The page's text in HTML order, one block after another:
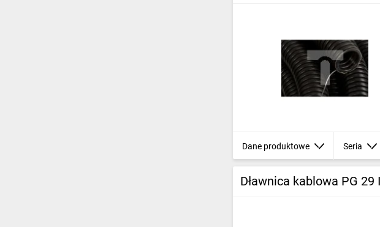
Dane produktowe Seria
Dławnica kablowa PG